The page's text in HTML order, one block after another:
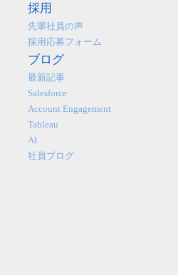
採用
先輩社員の声
採用応募フォーム
ブログ
最新記事
Salesforce
Account Engagement
Tableau
AI
社員ブログ